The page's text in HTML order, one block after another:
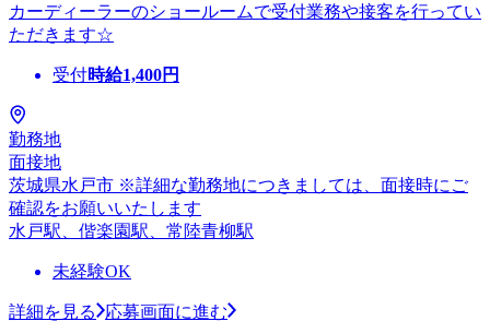
カーディーラーのショールームで受付業務や接客を行ってい
ただきます☆
受付時給1,400円
勤務地
面接地
茨城県水戸市 ※詳細な勤務地につきましては、面接時にご
確認をお願いいたします
水戸駅、偕楽園駅、常陸青柳駅
未経験OK
詳細を見る
応募画面に進む